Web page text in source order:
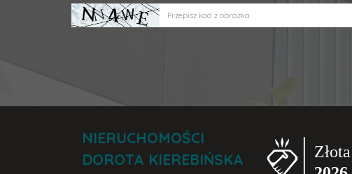
NIERUCHOMOŚCI
DOROTA KIEREBIŃSKA